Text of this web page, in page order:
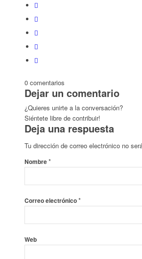
0 comentarios
Dejar un comentario
¿Quieres unirte a la conversación?
Siéntete libre de contribuir!
Deja una respuesta
Tu dirección de correo electrónico no
Nombre*
Correo electrónico*
Web